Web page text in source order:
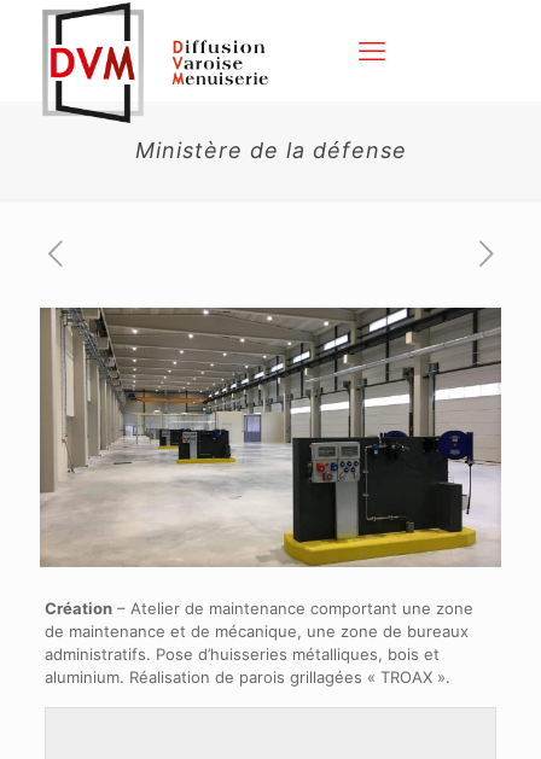
Ministère de la défense
Création– Atelier de maintenance comportant une zone
de maintenance et de mécanique, une zone de bureaux
administratifs. Pose d’huisseries métalliques, bois et
aluminium. Réalisation de parois grillagées « TROAX ».